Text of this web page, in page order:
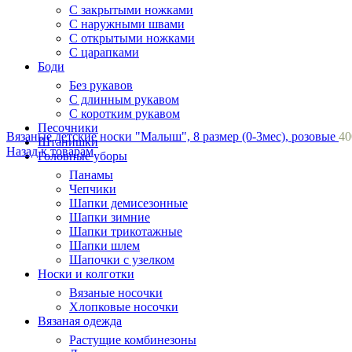
С закрытыми ножками
С наружными швами
С открытыми ножками
С царапками
Боди
Без рукавов
С длинным рукавом
С коротким рукавом
Песочники
Штанишки
Головные уборы
Панамы
Чепчики
Шапки демисезонные
Шапки зимние
Шапки трикотажные
Шапки шлем
Шапочки с узелком
Носки и колготки
Вязаные носочки
Хлопковые носочки
Вязаная одежда
Растущие комбинезоны
Вязаные детские носки "Малыш", 8 размер (0-3мес), розовые
Назад к товарам